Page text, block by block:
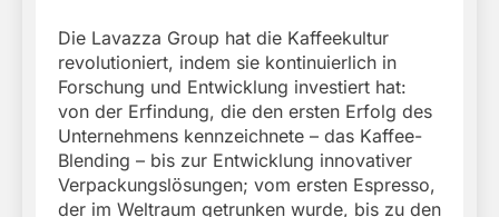
Die Lavazza Group hat die Kaffeekultur
revolutioniert, indem sie kontinuierlich in
Forschung und Entwicklung investiert hat:
von der Erfindung, die den ersten Erfolg des
Unternehmens kennzeichnete – das Kaffee-
Blending – bis zur Entwicklung innovativer
Verpackungslösungen; vom ersten Espresso,
der im Weltraum getrunken wurde, bis zu den